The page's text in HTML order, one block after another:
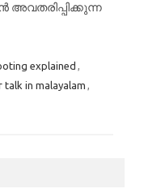
explained ,
talk in malayalam ,